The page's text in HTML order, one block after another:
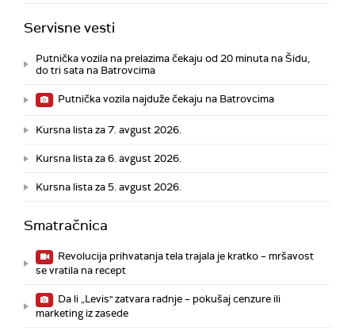
Servisne vesti
Putnička vozila na prelazima čekaju od 20 minuta na Šidu,
do tri sata na Batrovcima
Putnička vozila najduže čekaju na Batrovcima
Kursna lista za 7. avgust 2026.
Kursna lista za 6. avgust 2026.
Kursna lista za 5. avgust 2026.
Smatračnica
Revolucija prihvatanja tela trajala je kratko – mršavost
se vratila na recept
Da li „Levis" zatvara radnje – pokušaj cenzure ili
marketing iz zasede